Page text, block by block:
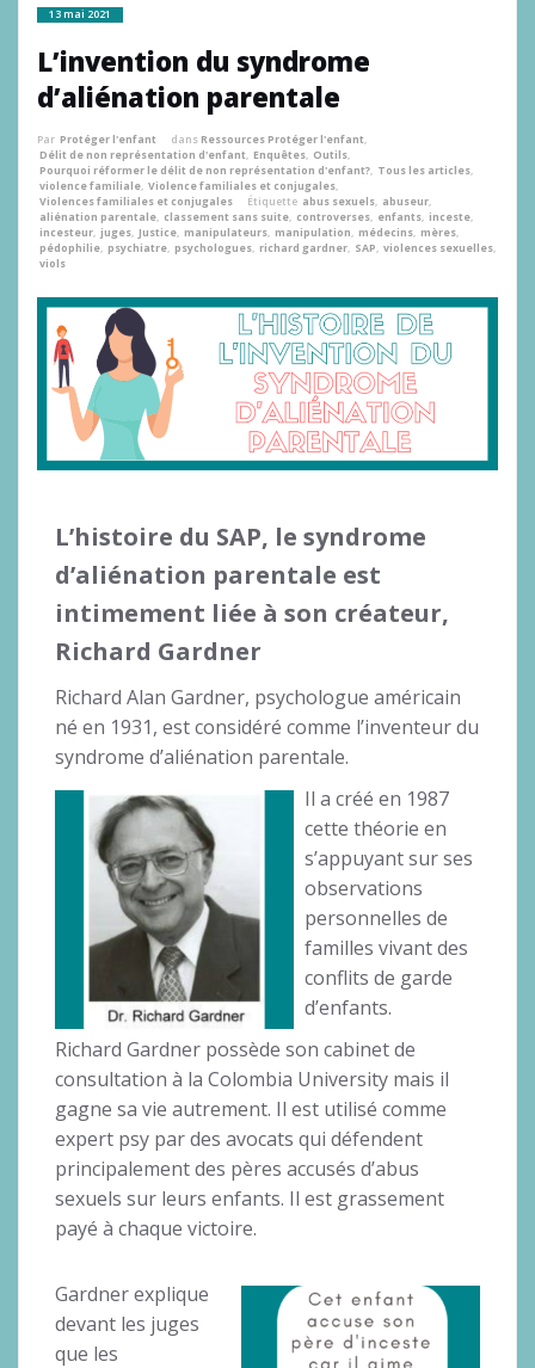
13 mai 2021
L’invention du syndrome
d’aliénation parentale
Par Protéger l'enfant dansRessources Protéger l'enfant,
Délit de non représentation d'enfant, Enquêtes, Outils,
Pourquoi réformer le délit de non représentation d'enfant?, Tous les articles,
violence familiale, Violence familiales et conjugales,
Violences familiales et conjugales
Étiquette abus sexuels, abuseur,
aliénation parentale, classement sans suite, controverses, enfants, inceste,
incesteur, juges, Justice, manipulateurs, manipulation, médecins, mères,
pédophilie, psychiatre, psychologues, richard gardner, SAP, violences sexuelles,
viols
L’histoire du SAP, le syndrome
d’aliénation parentale est
intimement liée à son créateur,
Richard Gardner
Richard Alan Gardner, psychologue américain
né en 1931, est considéré comme l’inventeur du
syndrome d’aliénation parentale.
Il a créé en 1987
cette théorie en
s’appuyant sur ses
observations
personnelles de
familles vivant des
conflits de garde
d’enfants.
Richard Gardner possède son cabinet de
consultation à la Colombia University mais il
gagne sa vie autrement. Il est utilisé comme
expert psy par des avocats qui défendent
principalement des pères accusés d’abus
sexuels sur leurs enfants. Il est grassement
payé à chaque victoire.
Gardner explique
devant les juges
que les